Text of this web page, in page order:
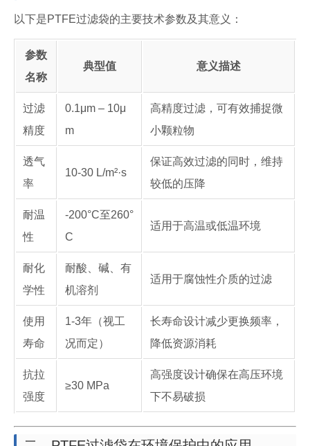
以下是PTFE过滤袋的主要技术参数及其意义：
参数
名称
典型值 意义描述
过滤
精度
0.1μm – 10μ
m
高精度过滤，可有效捕捉微
小颗粒物
透气
率
10-30 L/m²·s
保证高效过滤的同时，维持
较低的压降
耐温
性
-200°C至260°
C
适用于高温或低温环境
耐化
学性
耐酸、碱、有
机溶剂
适用于腐蚀性介质的过滤
使用
寿命
1-3年（视工
况而定）
长寿命设计减少更换频率，
降低资源消耗
抗拉
强度
≥30 MPa
高强度设计确保在高压环境
下不易破损